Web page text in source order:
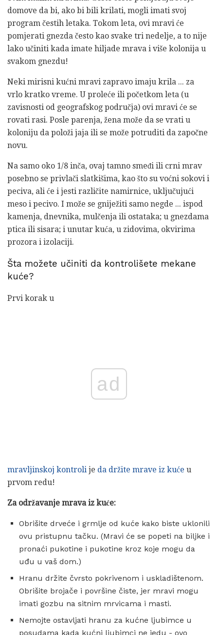
domove da bi, ako bi bili krilati, mogli imati svoj
program čestih letaka. Tokom leta, ovi mravi će
pomjerati gnezda često kao svake tri nedelje, a to nije
lako učiniti kada imate hiljade mrava i više kolonija u
svakom gnezdu!
Neki mirisni kućni mravi zapravo imaju krila ... za
vrlo kratko vreme. U proleće ili početkom leta (u
zavisnosti od geografskog područja) ovi mravi će se
rovati rasi. Posle parenja, žena može da se vrati u
koloniju da položi jaja ili se može potruditi da započne
novu.
Na samo oko 1/8 inča, ovaj tamno smeđi ili crni mrav
posebno se privlači slatkišima, kao što su voćni sokovi i
peciva, ali će i jesti različite namirnice, uključujući
meso i pecivo. I može se gniježiti samo negde ... ispod
kamenja, dnevnika, mulčenja ili ostataka; u gnezdama
ptica ili sisara; i unutar kuća, u zidovima, okvirima
prozora i izolaciji.
Šta možete učiniti da kontrolišete mekane
kuće?
Prvi korak u
ad
mravljinskoj kontroli je da držite mrave iz kuće u
prvom redu!
Za održavanje mrava iz kuće:
Obrišite drveće i grmlje od kuće kako biste uklonili
ovu pristupnu tačku. (Mravi će se popeti na biljke i
pronaći pukotine i pukotine kroz koje mogu da
uđu u vaš dom.)
Hranu držite čvrsto pokrivenom i uskladištenom.
Obrišite brojače i površine čiste, jer mravi mogu
imati gozbu na sitnim mrvicama i masti.
Nemojte ostavljati hranu za kućne ljubimce u
posudama kada kućni ljubimci ne jedu - ovo